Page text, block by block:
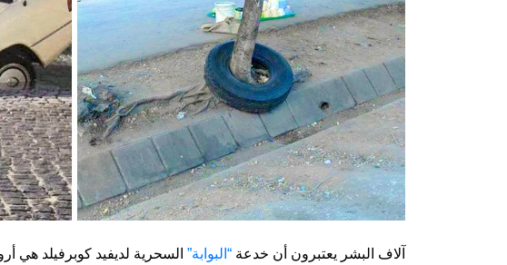
آلاف البشر يعتبرون أن خدعة “البوابة” السحرية لديفيد كوبرفيلد هي